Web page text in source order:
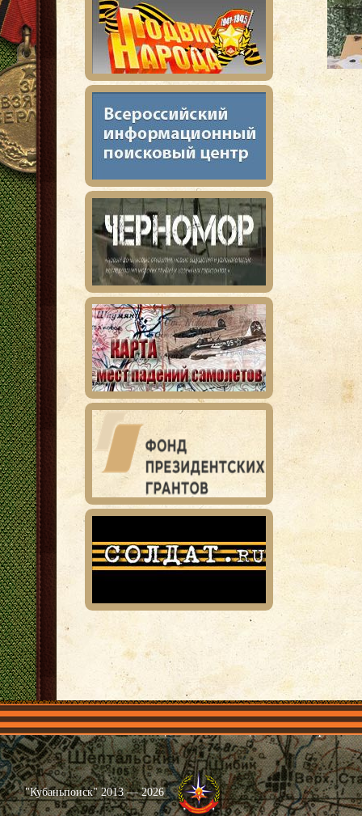
Главная Имена Общественные объединения Проекты
"Кубаньпоиск" 2013 — 2026